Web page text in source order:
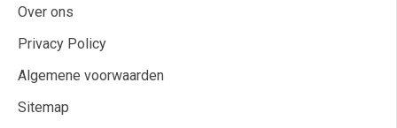
Over ons
Privacy Policy
Algemene voorwaarden
Sitemap